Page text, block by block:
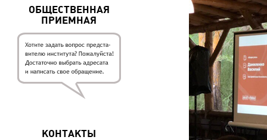
ОБЩЕСТВЕННАЯ
ПРИЕМНАЯ
КОНТАКТЫ